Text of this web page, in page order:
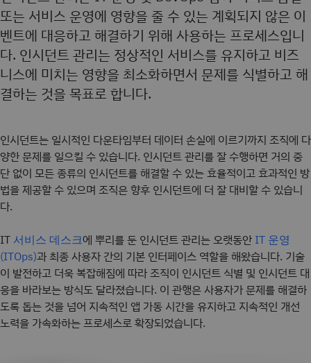
또는 서비스 운영에 영향을 줄 수 있는 계획되지 않은 이
벤트에 대응하고 해결하기 위해 사용하는 프로세스입니
다. 인시던트 관리는 정상적인 서비스를 유지하고 비즈
니스에 미치는 영향을 최소화하면서 문제를 식별하고 해
결하는 것을 목표로 합니다.
인시던트는 일시적인 다운타임부터 데이터 손실에 이르기까지 조직에 다
양한 문제를 일으킬 수 있습니다. 인시던트 관리를 잘 수행하면 거의 중
단 없이 모든 종류의 인시던트를 해결할 수 있는 효율적이고 효과적인 방
법을 제공할 수 있으며 조직은 향후 인시던트에 더 잘 대비할 수 있습니
다.
IT 서비스 데스크에 뿌리를 둔 인시던트 관리는 오랫동안 IT 운영
(ITOps)과 최종 사용자 간의 기본 인터페이스 역할을 해왔습니다. 기술
이 발전하고 더욱 복잡해짐에 따라 조직이 인시던트 식별 및 인시던트 대
응을 바라보는 방식도 달라졌습니다. 이 관행은 사용자가 문제를 해결하
도록 돕는 것을 넘어 지속적인 앱 가동 시간을 유지하고 지속적인 개선
노력을 가속화하는 프로세스로 확장되었습니다.